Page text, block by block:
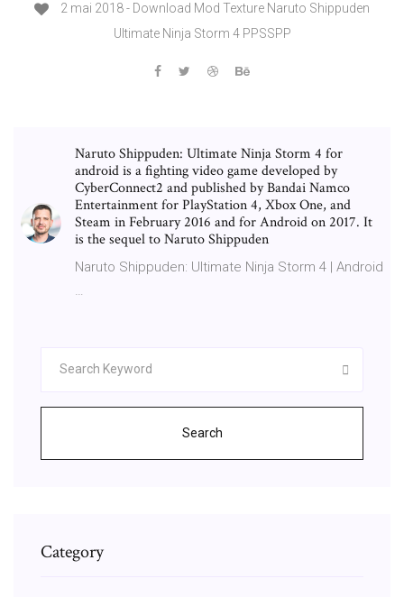
2 mai 2018 - Download Mod Texture Naruto Shippuden
Ultimate Ninja Storm 4 PPSSPP
Naruto Shippuden: Ultimate Ninja Storm 4 for
android is a fighting video game developed by
CyberConnect2 and published by Bandai Namco
Entertainment for PlayStation 4, Xbox One, and
Steam in February 2016 and for Android on 2017. It
is the sequel to Naruto Shippuden
Naruto Shippuden: Ultimate Ninja Storm 4 | Android
…
Search
Category